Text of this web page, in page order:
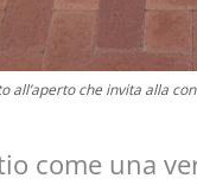
all’aperto che invita alla
come una